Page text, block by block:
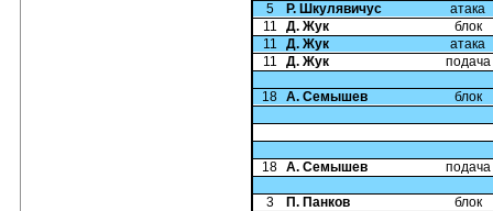
5 Р. Шкулявичус
атака
11
Д. Жук
блок
11
Д. Жук
атака
11
Д. Жук подача
18 А. Семышев блок
18 А. Семышев подача
3 П. Панков блок